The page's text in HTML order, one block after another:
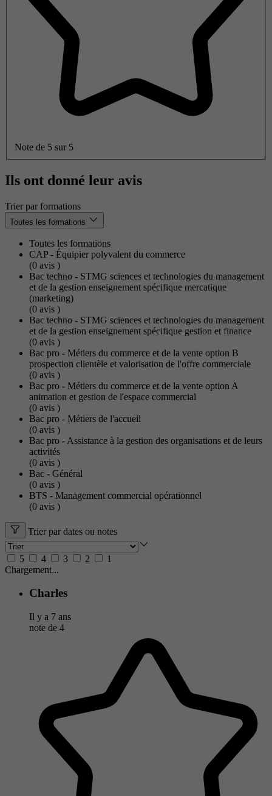
Note de 5 sur 5
Ils ont donné leur avis
Trier par formations
Toutes les formations
Toutes les formations
CAP - Équipier polyvalent du commerce
(0 avis )
Bac techno - STMG sciences et technologies du management
et de la gestion enseignement spécifique mercatique
(marketing)
(0 avis )
Bac techno - STMG sciences et technologies du management
et de la gestion enseignement spécifique gestion et finance
(0 avis )
Bac pro - Métiers du commerce et de la vente option B
prospection clientèle et valorisation de l'offre commerciale
(0 avis )
Bac pro - Métiers du commerce et de la vente option A
animation et gestion de l'espace commercial
(0 avis )
Bac pro - Métiers de l'accueil
(0 avis )
Bac pro - Assistance à la gestion des organisations et de leurs
activités
(0 avis )
Bac - Général
(0 avis )
BTS - Management commercial opérationnel
(0 avis )
Trier par dates ou notes
5 4 3 2
1
Chargement...
Charles
Il y a 7 ans
note de 4